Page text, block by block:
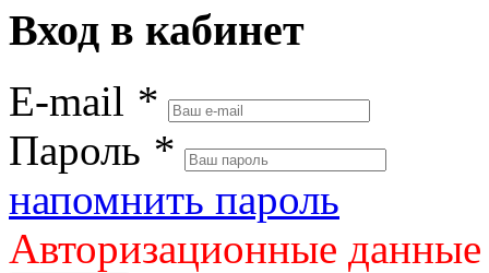
Вход в кабинет
E-mail *
Пароль *
напомнить пароль
Авторизационные